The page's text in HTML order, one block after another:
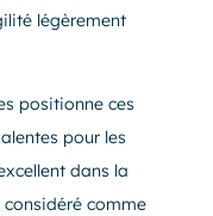
légèrement
positionne ces
pour les
dans la
comme